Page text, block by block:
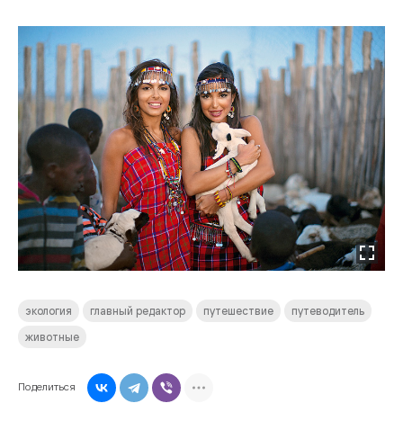
экология главный редактор путешествие
путеводитель
животные
Поделиться